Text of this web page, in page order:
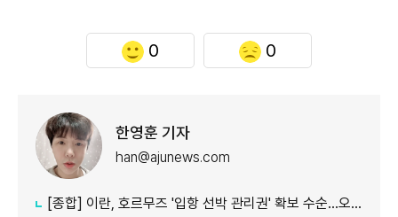
0 0
한영훈 기자
han@ajunews.com
[종합] 이란, 호르무즈 '입항 선박 관리권' 확보 수순…오만과 새 항로 합의